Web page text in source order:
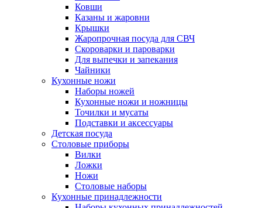
Ковши
Казаны и жаровни
Крышки
Жаропрочная посуда для СВЧ
Скороварки и пароварки
Для выпечки и запекания
Чайники
Кухонные ножи
Наборы ножей
Кухонные ножи и ножницы
Точилки и мусаты
Подставки и аксессуары
Детская посуда
Столовые приборы
Вилки
Ложки
Ножи
Столовые наборы
Кухонные принадлежности